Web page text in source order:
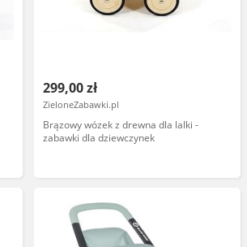
299,00 zł
ZieloneZabawki.pl
Brązowy wózek z drewna dla lalki -
zabawki dla dziewczynek